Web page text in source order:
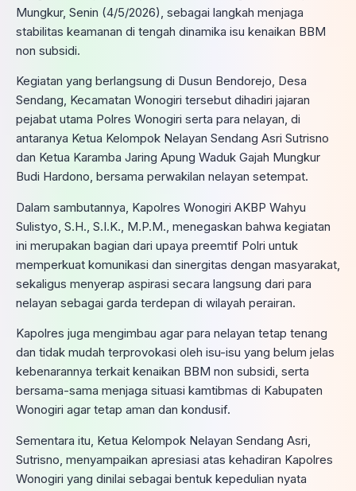
Mungkur, Senin (4/5/2026), sebagai langkah menjaga
stabilitas keamanan di tengah dinamika isu kenaikan BBM
non subsidi.
Kegiatan yang berlangsung di Dusun Bendorejo, Desa
Sendang, Kecamatan Wonogiri tersebut dihadiri jajaran
pejabat utama Polres Wonogiri serta para nelayan, di
antaranya Ketua Kelompok Nelayan Sendang Asri Sutrisno
dan Ketua Karamba Jaring Apung Waduk Gajah Mungkur
Budi Hardono, bersama perwakilan nelayan setempat.
Dalam sambutannya, Kapolres Wonogiri AKBP Wahyu
Sulistyo, S.H., S.I.K., M.P.M., menegaskan bahwa kegiatan
ini merupakan bagian dari upaya preemtif Polri untuk
memperkuat komunikasi dan sinergitas dengan masyarakat,
sekaligus menyerap aspirasi secara langsung dari para
nelayan sebagai garda terdepan di wilayah perairan.
Kapolres juga mengimbau agar para nelayan tetap tenang
dan tidak mudah terprovokasi oleh isu-isu yang belum jelas
kebenarannya terkait kenaikan BBM non subsidi, serta
bersama-sama menjaga situasi kamtibmas di Kabupaten
Wonogiri agar tetap aman dan kondusif.
Sementara itu, Ketua Kelompok Nelayan Sendang Asri,
Sutrisno, menyampaikan apresiasi atas kehadiran Kapolres
Wonogiri yang dinilai sebagai bentuk kepedulian nyata